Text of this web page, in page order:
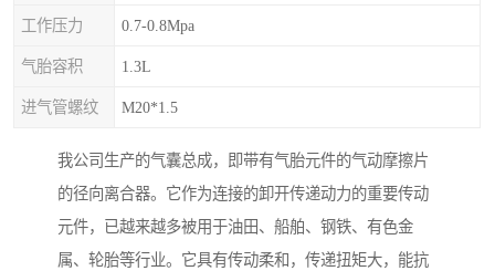
工作压力 0.7-0.8Mpa
气胎容积 1.3L
进气管螺纹 M20*1.5
我公司生产的气囊总成，即带有气胎元件的气动摩擦片
的径向离合器。它作为连接的卸开传递动力的重要传动
元件，已越来越多被用于油田、船舶、钢铁、有色金
属、轮胎等行业。它具有传动柔和，传递扭矩大，能抗